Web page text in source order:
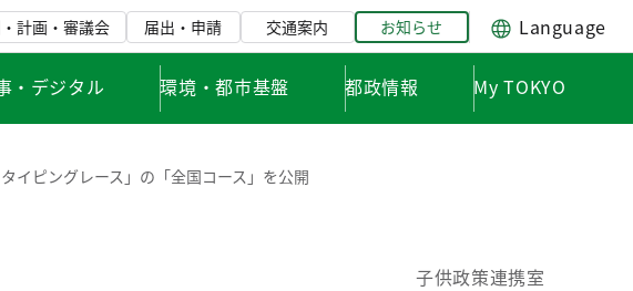
計画・審議会 届出・申請 交通案内 お知らせ Language
・デジタル 環境・都市基盤 都政情報 My TOKYO
タイピングレース」の「全国コース」を公開
子供政策連携室